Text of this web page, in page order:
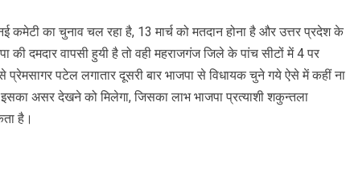
का चुनाव चल रहा है, 13 मार्च को मतदान होना है और उत्तर प्रदेश के
की दमदार वापसी हुयी है तो वही महराजगंज जिले के पांच सीटों में 4 पर
प्रेमसागर पटेल लगातार दूसरी बार भाजपा से विधायक चुने गये ऐसे में कहीं ना
असर देखने को मिलेगा, जिसका लाभ भाजपा प्रत्याशी शकुन्तला
है।